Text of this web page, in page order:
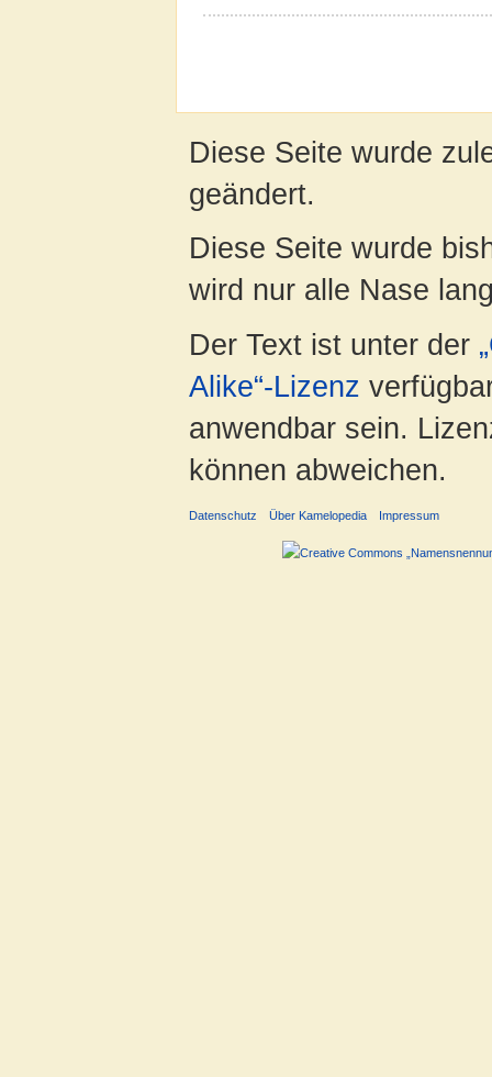
Diese Seite wurde
geändert.
Diese Seite wurde
wird nur alle Nase
Der Text ist unter der
Alike“-Lizenz
anwendbar sein.
können abweichen.
Datenschutz Über Kamelopedia Impressum